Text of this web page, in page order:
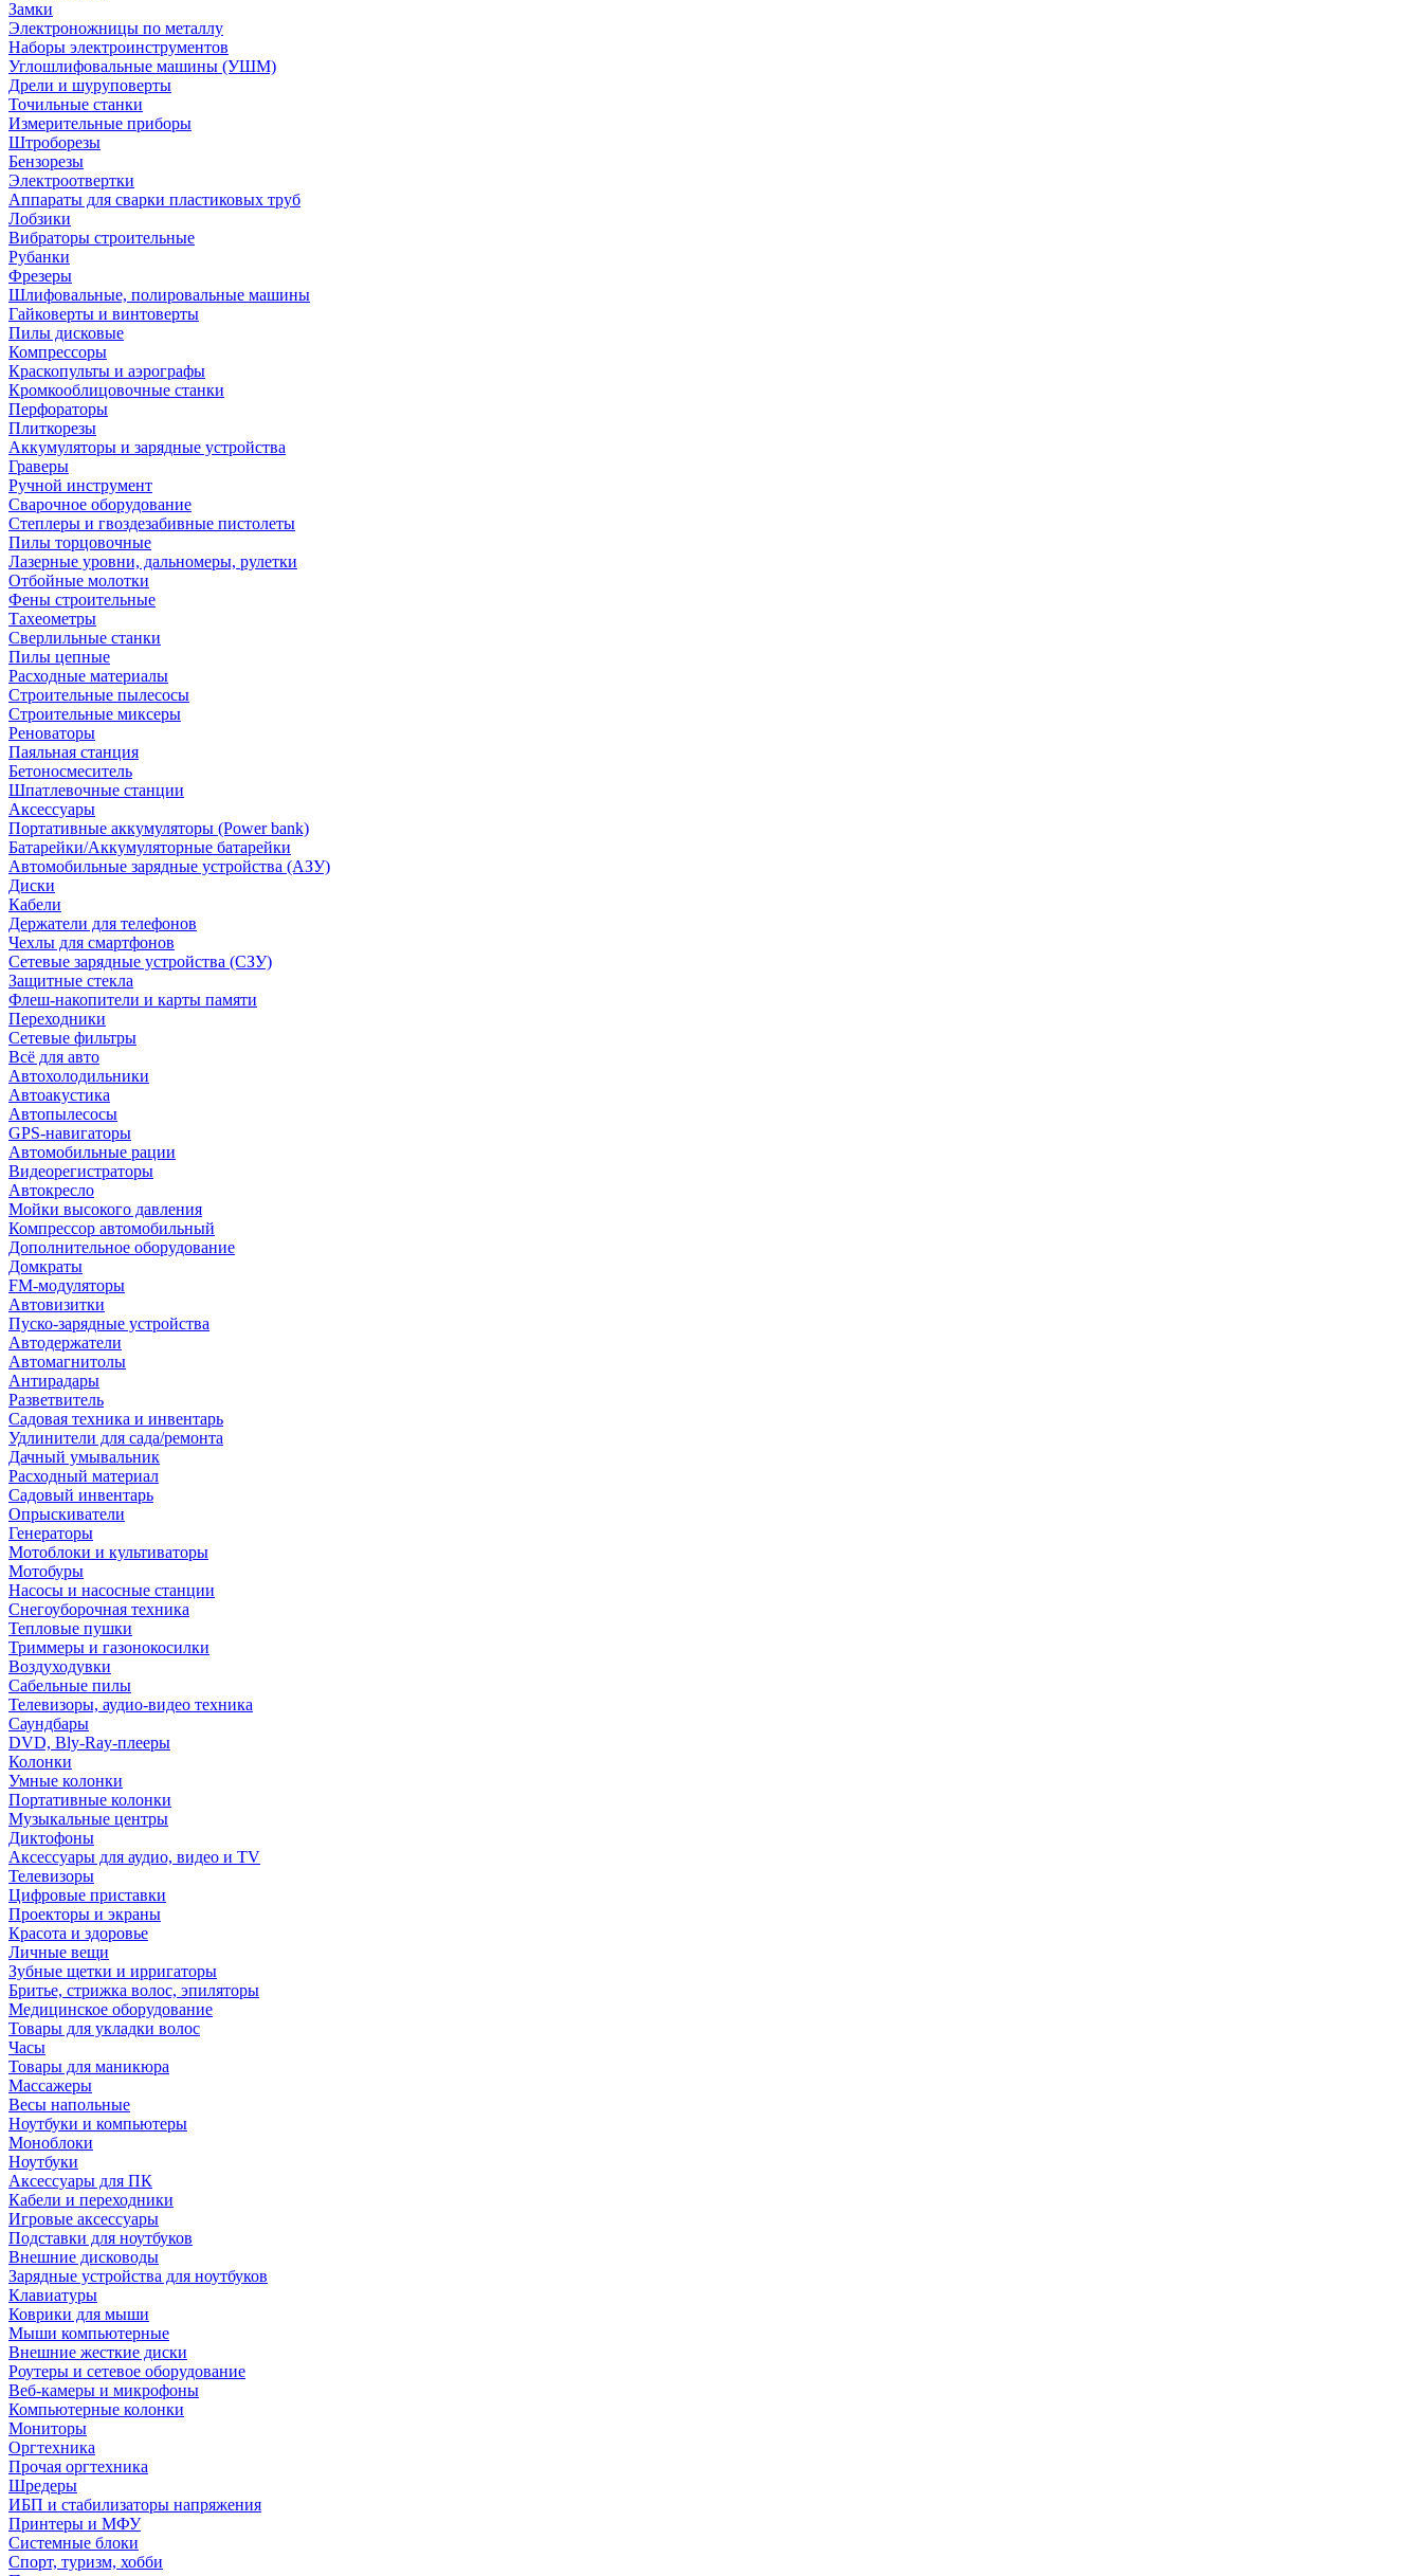
Замки
Электроножницы по металлу
Наборы электроинструментов
Углошлифовальные машины (УШМ)
Дрели и шуруповерты
Точильные станки
Измерительные приборы
Штроборезы
Бензорезы
Электроотвертки
Аппараты для сварки пластиковых труб
Лобзики
Вибраторы строительные
Рубанки
Фрезеры
Шлифовальные, полировальные машины
Гайковерты и винтоверты
Пилы дисковые
Компрессоры
Краскопульты и аэрографы
Кромкооблицовочные станки
Перфораторы
Плиткорезы
Аккумуляторы и зарядные устройства
Граверы
Ручной инструмент
Сварочное оборудование
Степлеры и гвоздезабивные пистолеты
Пилы торцовочные
Лазерные уровни, дальномеры, рулетки
Отбойные молотки
Фены строительные
Тахеометры
Сверлильные станки
Пилы цепные
Расходные материалы
Строительные пылесосы
Строительные миксеры
Реноваторы
Паяльная станция
Бетоносмеситель
Шпатлевочные станции
Аксессуары
Портативные аккумуляторы (Power bank)
Батарейки/Аккумуляторные батарейки
Автомобильные зарядные устройства (АЗУ)
Диски
Кабели
Держатели для телефонов
Чехлы для смартфонов
Сетевые зарядные устройства (СЗУ)
Защитные стекла
Флеш-накопители и карты памяти
Переходники
Сетевые фильтры
Всё для авто
Автохолодильники
Автоакустика
Автопылесосы
GPS-навигаторы
Автомобильные рации
Видеорегистраторы
Автокресло
Мойки высокого давления
Компрессор автомобильный
Дополнительное оборудование
Домкраты
FM-модуляторы
Автовизитки
Пуско-зарядные устройства
Автодержатели
Автомагнитолы
Антирадары
Разветвитель
Садовая техника и инвентарь
Удлинители для сада/ремонта
Дачный умывальник
Расходный материал
Садовый инвентарь
Опрыскиватели
Генераторы
Мотоблоки и культиваторы
Мотобуры
Насосы и насосные станции
Снегоуборочная техника
Тепловые пушки
Триммеры и газонокосилки
Воздуходувки
Сабельные пилы
Телевизоры, аудио-видео техника
Саундбары
DVD, Bly-Ray-плееры
Колонки
Умные колонки
Портативные колонки
Музыкальные центры
Диктофоны
Аксессуары для аудио, видео и TV
Телевизоры
Цифровые приставки
Проекторы и экраны
Красота и здоровье
Личные вещи
Зубные щетки и ирригаторы
Бритье, стрижка волос, эпиляторы
Медицинское оборудование
Товары для укладки волос
Часы
Товары для маникюра
Массажеры
Весы напольные
Ноутбуки и компьютеры
Моноблоки
Ноутбуки
Аксессуары для ПК
Кабели и переходники
Игровые аксессуары
Подставки для ноутбуков
Внешние дисководы
Зарядные устройства для ноутбуков
Клавиатуры
Коврики для мыши
Мыши компьютерные
Внешние жесткие диски
Роутеры и сетевое оборудование
Веб-камеры и микрофоны
Компьютерные колонки
Мониторы
Оргтехника
Прочая оргтехника
Шредеры
ИБП и стабилизаторы напряжения
Принтеры и МФУ
Системные блоки
Спорт, туризм, хобби